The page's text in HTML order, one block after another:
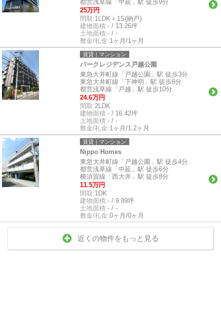
都営浅草線「中延」駅 徒歩9分
25万円
間取:1LDK＋1S(納戸)
建物面積:- / 13.26坪
土地面積:- / -
敷金/礼金:1ヶ月/1ヶ月
賃貸｜マンション
パークレジデンス戸越公園
東急大井町線「戸越公園」駅 徒歩3分
東急大井町線「下神明」駅 徒歩8分
都営浅草線「戸越」駅 徒歩10分
24.6万円
間取:2LDK
建物面積:- / 16.42坪
土地面積:- / -
敷金/礼金:1ヶ月/1.2ヶ月
賃貸｜マンション
Nippo Homes
東急大井町線「戸越公園」駅 徒歩4分
都営浅草線「中延」駅 徒歩6分
横須賀線「西大井」駅 徒歩8分
11.5万円
間取:1DK
建物面積:- / 9.89坪
土地面積:- / -
敷金/礼金:0ヶ月/0ヶ月
近くの物件をもっと見る